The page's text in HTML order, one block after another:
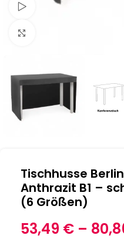
Schau Video
Tischhusse
Anthrazit B1 –
(6 Größen)
53,49 € –